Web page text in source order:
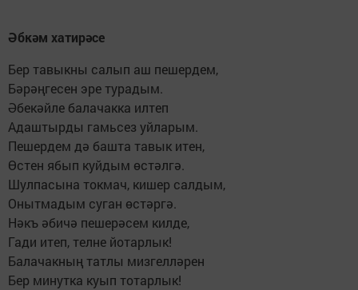
Әбкәм хатирәсе
Бер тавыкны салып аш пешердем,
Бәрәңгесен эре турадым.
Әбекәйле балачакка илтеп
Адаштырды гамьсез уйларым.
Пешердем дә башта тавык итен,
Өстен ябып куйдым өстәлгә.
Шулпасына токмач, кишер салдым,
Онытмадым суган өстәргә.
Нәкъ әбичә пешерәсем килде,
Гади итеп, телне йотарлык!
Балачакның татлы мизгелләрен
Бер минутка куып тотарлык!